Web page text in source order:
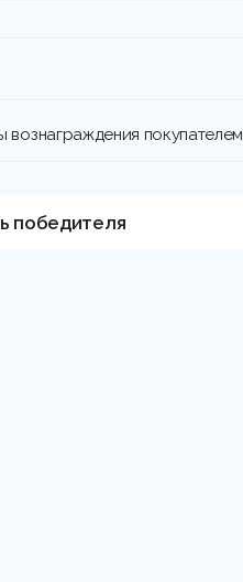
вознаграждения покупателем
победителя